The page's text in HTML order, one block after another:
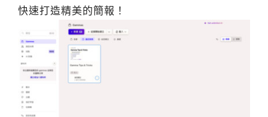
快速打造精美的簡報！